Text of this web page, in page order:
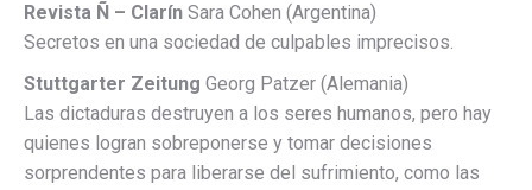
Revista Ñ – Clarín Sara Cohen (Argentina)
Secretos en una sociedad de culpables imprecisos.
Stuttgarter Zeitung Georg Patzer (Alemania)
Las dictaduras destruyen a los seres humanos, pero hay
quienes logran sobreponerse y tomar decisiones
sorprendentes para liberarse del sufrimiento, como las